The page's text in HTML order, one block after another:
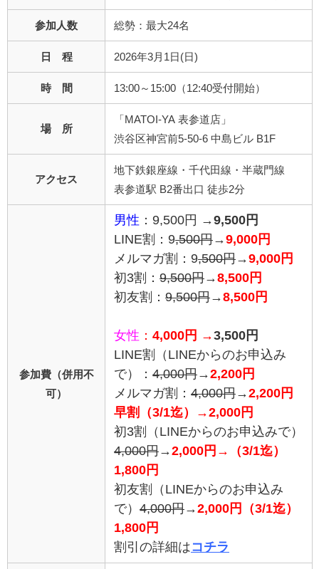
参加人数 総勢：最大24名
日 程 2026年3月1日(日)
時 間 13:00～15:00（12:40受付開始）
場 所
「MATOI-YA 表参道店」
渋谷区神宮前5-50-6 中島ビル B1F
アクセス
地下鉄銀座線・千代田線・半蔵門線
表参道駅 B2番出口 徒歩2分
参加費（併用不
可）
男性 ：9,500円 →9,500円
LINE割：9,500円→9,000円
メルマガ割：9,500円→9,000円
初3割： 9,500円→8,500円
初友割： 9,500円→8,500円
女性 ： 4,000円 →3,500円
LINE割
（LINEからのお申込み
で）
： 4,000円→2,200円
メルマガ割： 4,000円→2,200円
早割（3/1迄）→2,000円
初3割（LINEからのお申込みで）
4,000円→2,000円→（3/1迄）
1,800円
初友割（LINEからのお申込み
で） 4,000円→2,000円（3/1迄）
1,800円
割引の詳細はコチラ